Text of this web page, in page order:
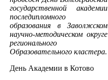
государственной академии
последипломного
образования в Заволжском
научно-методическом округе
регионального
Образовательного кластера.
День Академии в Котово